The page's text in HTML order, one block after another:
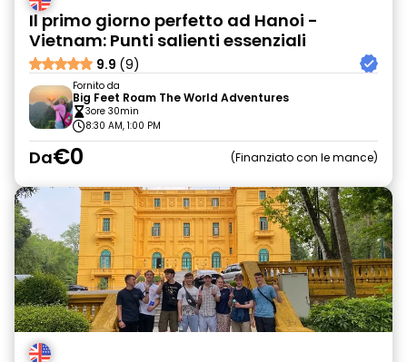
Il primo giorno perfetto ad Hanoi -
Vietnam: Punti salienti essenziali
9.9 (9)
Fornito da
Big Feet Roam The World Adventures
3ore 30min
8:30 AM, 1:00 PM
Da€0 Finanziato con le mance